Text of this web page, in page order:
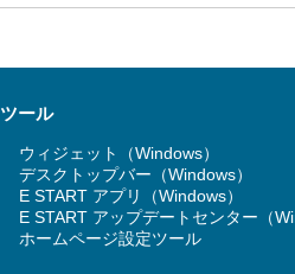
ツール
ウィジェット（Windows）
デスクトップバー（Windows）
E START アプリ（Windows）
E START アップデートセンター（
ホームページ設定ツール